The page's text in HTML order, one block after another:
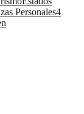
Personales4